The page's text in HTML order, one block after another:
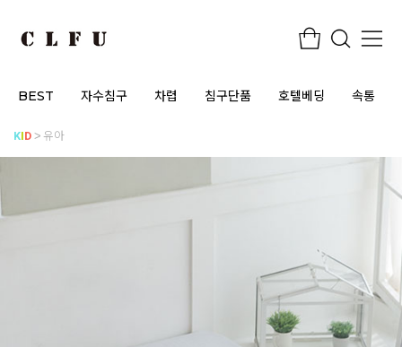
BEST 자수침구 차렵 침구단품 호텔베딩 속통
KID 유아